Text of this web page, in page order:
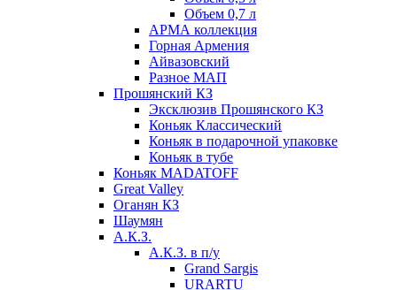
Объем 0,7 л
АРМА коллекция
Горная Армения
Айвазовский
Разное МАП
Прошянский КЗ
Эксклюзив Прошянского КЗ
Коньяк Классический
Коньяк в подарочной упаковке
Коньяк в тубе
Коньяк MADATOFF
Great Valley
Оганян КЗ
Шаумян
А.К.З.
А.К.З. в п/у
Grand Sargis
URARTU